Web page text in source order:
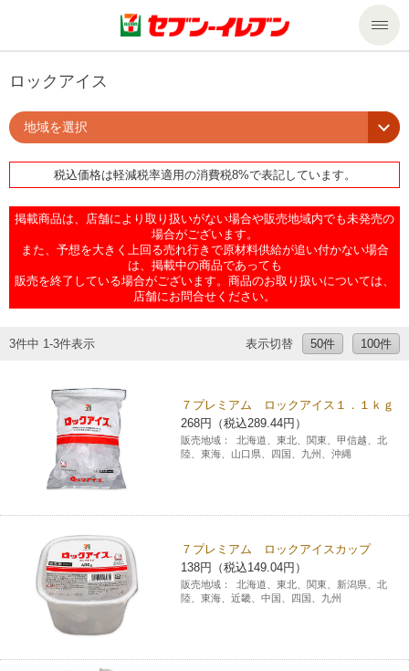
商品のご案内
商品のご案内トップ
今週の新商品
商品カテゴリ一覧
ギフト
プリペイドカード・金券
ニンテンドー・ダウンロードカード
セール・キャンペーン
サービス
nanacoトップ
コピー
プリント
スキャン
ファクス
チケット
宅配便
切手・はがき・印紙
セブン銀行ATM
ご利用可能なお支払い方法
各種料金のお支払い
チケットサービス
セブンチケット
チケットぴあ
イープラス
CNプレイガイド
セブン‐イレブンでお受取り
セブンネットショッピング
企業情報トップ
ニュースリリース
ごあいさつ
企業理念
会社概要
貸借対照表・損益計算書
沿革
私たちの取組み
サステナビリティ
サステナビリティトップ
セブン＆アイ・ホールディングスの重点課題
サステナビリティ活動基本方針
サステナビリティ推進体制
GREEN CHALLENGE 2050
加盟店オーナー募集
店舗検索
ネットショッピング
お問い合わせ
Language
ロックアイス
地域を選択
税込価格は軽減税率適用の消費税8%で表記しています。
掲載商品は、店舗により取り扱いがない場合や販売地域内でも未発売の
場合がございます。
また、予想を大きく上回る売れ行きで原材料供給が追い付かない場合
は、掲載中の商品であっても
販売を終了している場合がございます。商品のお取り扱いについては、
店舗にお問合せください。
3件中 1-3件表示 表示切替 50件 100件
７プレミアム ロックアイス１．１ｋｇ
268円（税込289.44円）
販売地域：
北海道、東北、関東、甲信越、北
陸、東海、山口県、四国、九州、沖縄
７プレミアム ロックアイスカップ
138円（税込149.04円）
販売地域：
北海道、東北、関東、新潟県、北
陸、東海、近畿、中国、四国、九州